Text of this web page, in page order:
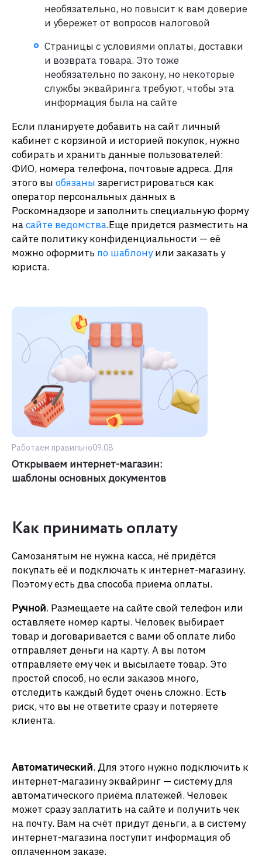
необязательно, но повысит к вам доверие
и убережет от вопросов налоговой
Страницы с условиями оплаты, доставки
и возврата товара. Это тоже
необязательно по закону, но некоторые
службы эквайринга требуют, чтобы эта
информация была на сайте
Если планируете добавить на сайт личный
кабинет с корзиной и историей покупок, нужно
собирать и хранить данные пользователей:
ФИО, номера телефона, почтовые адреса. Для
этого вы обязаны зарегистрироваться как
оператор персональных данных в
Роскомнадзоре и заполнить специальную форму
насайте ведомства.Еще придется разместить на
сайте политику конфиденциальности — её
можно оформить по шаблонуили заказать у
юриста.
Работаем правильно09.08
Открываем интернет-магазин:
шаблоны основных документов
Как принимать оплату
Самозанятым не нужна касса, нё придётся
покупать её и подключать к интернет-магазину.
Поэтому есть два способа приема оплаты.
Ручной. Размещаете на сайте свой телефон или
оставляете номер карты. Человек выбирает
товар и договаривается с вами об оплате либо
отправляет деньги на карту. А вы потом
отправляете ему чек и высылаете товар. Это
простой способ, но если заказов много,
отследить каждый будет очень сложно. Есть
риск, что вы не ответите сразу и потеряете
клиента.
Автоматический. Для этого нужно подключить к
интернет-магазину эквайринг — систему для
автоматического приёма платежей. Человек
может сразу заплатить на сайте и получить чек
на почту. Вам на счёт придут деньги, а в систему
интернет-магазина поступит информация об
оплаченном заказе.